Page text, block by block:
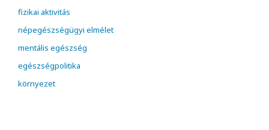
fizikai aktivitás
népegészségügyi elmélet
mentális egészség
egészségpolitika
környezet